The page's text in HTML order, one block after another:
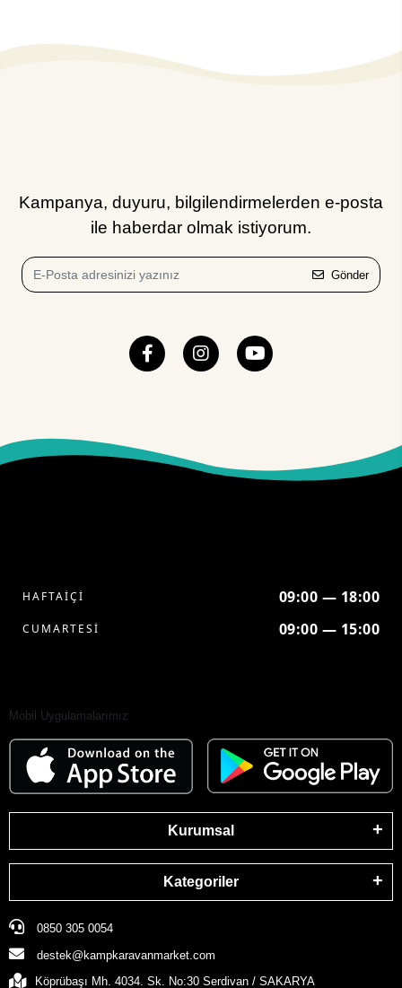
Kampanya, duyuru, bilgilendirmelerden e-posta
ile haberdar olmak istiyorum.
Gönder
HAFTAİÇİ 09:00 — 18:00
CUMARTESİ 09:00 — 15:00
Mobil Uygulamalarımız
Kurumsal
Kategoriler
0850 305 0054
destek@kampkaravanmarket.com
Köprübaşı Mh. 4034. Sk. No:30 Serdivan / SAKARYA